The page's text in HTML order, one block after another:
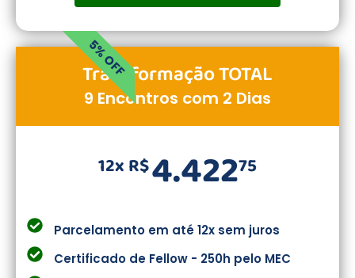
5% OFF
Transformação TOTAL
9 Encontros com 2 Dias
12x R$4.42275
Parcelamento em até 12x sem juros
Certificado de Fellow - 250h pelo MEC